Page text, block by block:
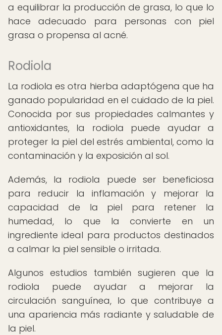
a equilibrar la producción de grasa, lo que lo
hace adecuado para personas con piel
grasa o propensa al acné.
Rodiola
La rodiola es otra hierba adaptógena que ha
ganado popularidad en el cuidado de la piel.
Conocida por sus propiedades calmantes y
antioxidantes, la rodiola puede ayudar a
proteger la piel del estrés ambiental, como la
contaminación y la exposición al sol.
Además, la rodiola puede ser beneficiosa
para reducir la inflamación y mejorar la
capacidad de la piel para retener la
humedad, lo que la convierte en un
ingrediente ideal para productos destinados
a calmar la piel sensible o irritada.
Algunos estudios también sugieren que la
rodiola puede ayudar a mejorar la
circulación sanguínea, lo que contribuye a
una apariencia más radiante y saludable de
la piel.